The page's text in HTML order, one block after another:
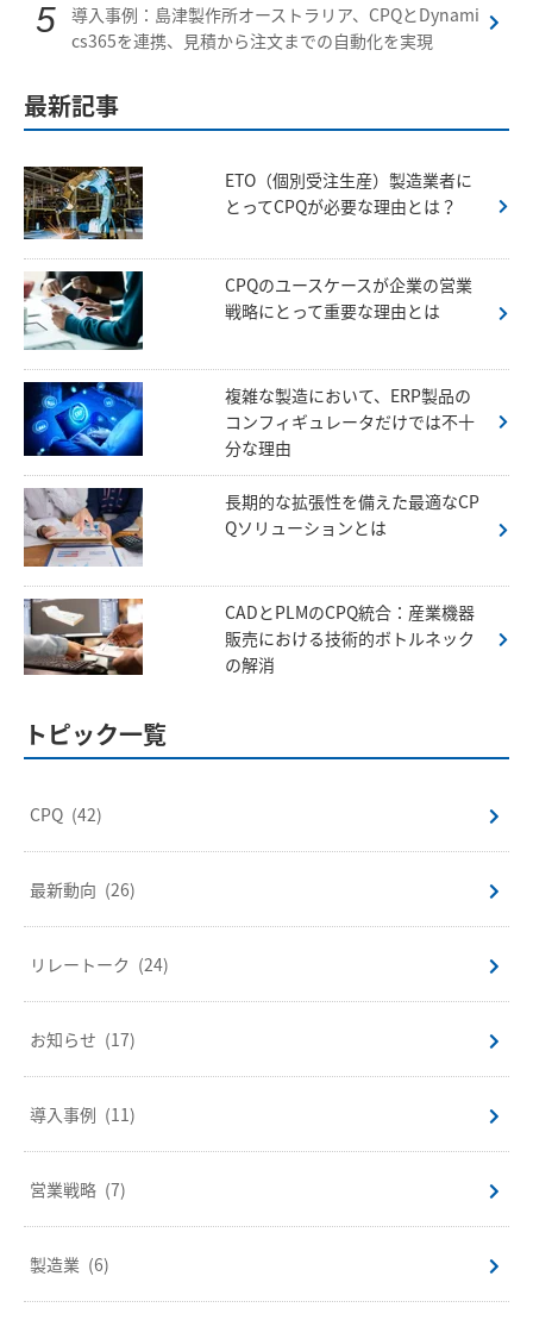
導入事例：島津製作所オーストラリア、CPQとDynami
cs365を連携、見積から注文までの自動化を実現
最新記事
ETO（個別受注生産）製造業者に
とってCPQが必要な理由とは？
CPQのユースケースが企業の営業
戦略にとって重要な理由とは
複雑な製造において、ERP製品の
コンフィギュレータだけでは不十
分な理由
長期的な拡張性を備えた最適なCP
Qソリューションとは
CADとPLMのCPQ統合：産業機器
販売における技術的ボトルネック
の解消
トピック一覧
CPQ (42)
最新動向 (26)
リレートーク (24)
お知らせ (17)
導入事例 (11)
営業戦略 (7)
製造業 (6)